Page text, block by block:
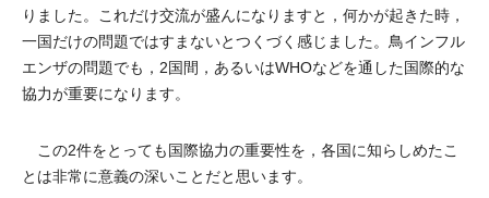
りました。これだけ交流が盛んになりますと，何かが起きた時，
一国だけの問題ではすまないとつくづく感じました。鳥インフル
エンザの問題でも，2国間，あるいはWHOなどを通した国際的な
協力が重要になります。
この2件をとっても国際協力の重要性を，各国に知らしめたこ
とは非常に意義の深いことだと思います。